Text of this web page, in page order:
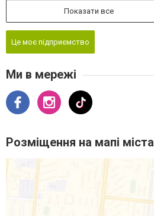
Показати все
Це моє підприємство
Ми в мережі
Розміщення на мапі міста